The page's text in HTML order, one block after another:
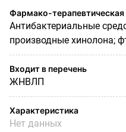
Фармако-терапевтическая
Антибактериальные
производные хинолона;
Входит в перечень
ЖНВЛП
Характеристика
Нет данных